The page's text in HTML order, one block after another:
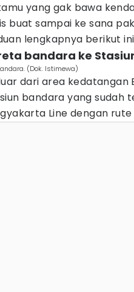
yang gak bawa
buat sampai ke sana
lengkapnya berikut
bandara ke
(Dok. Istimewa)
dari area kedatangan
bandara yang sudah
Line dengan